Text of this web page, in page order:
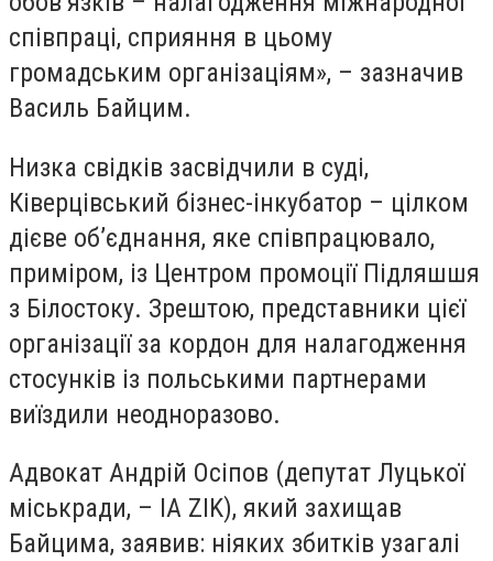
співпраці, сприяння в цьому
громадським організаціям», – зазначив
Василь Байцим.
Низка свідків засвідчили в суді,
Ківерцівський бізнес-інкубатор – цілком
дієве об’єднання, яке співпрацювало,
приміром, із Центром промоції Підляшшя
з Білостоку. Зрештою, представники цієї
організації за кордон для налагодження
стосунків із польськими партнерами
виїздили неодноразово.
Адвокат Андрій Осіпов (депутат Луцької
міськради, – IA ZIK), який захищав
Байцима, заявив: ніяких збитків узагалі